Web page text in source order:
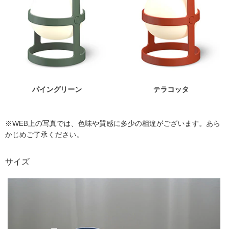
パイングリーン テラコッタ
※WEB上の写真では、色味や質感に多少の相違がございます。あら
かじめご了承ください。
サイズ